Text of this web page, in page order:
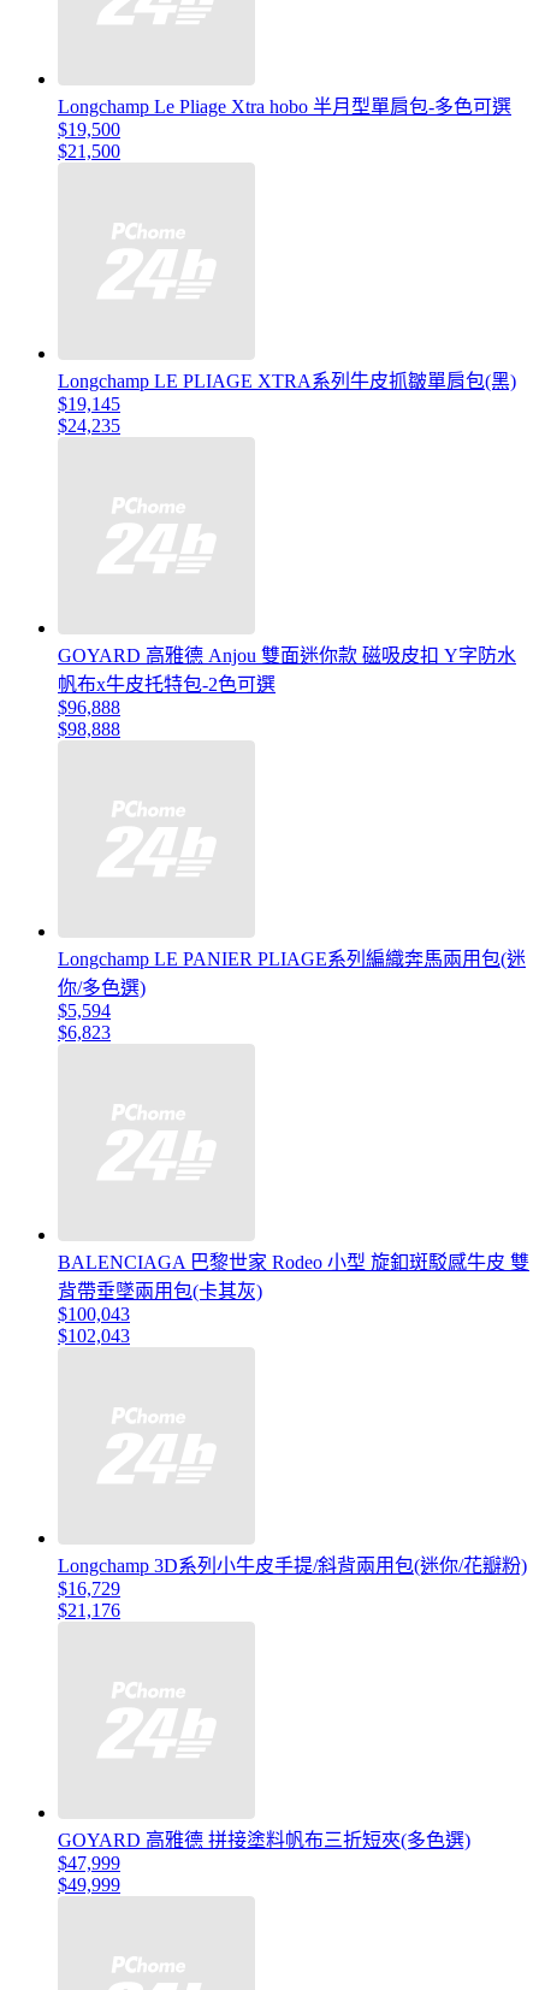
Longchamp Le Pliage Xtra hobo 半月型單肩包-多色可選
$19,500
$21,500
Longchamp LE PLIAGE XTRA系列牛皮抓皺單肩包(黑)
$19,145
$24,235
GOYARD 高雅德 Anjou 雙面迷你款 磁吸皮扣 Y字防水
帆布x牛皮托特包-2色可選
$96,888
$98,888
Longchamp LE PANIER PLIAGE系列編織奔馬兩用包(迷
你/多色選)
$5,594
$6,823
BALENCIAGA 巴黎世家 Rodeo 小型 旋釦斑駁感牛皮 雙
背帶垂墜兩用包(卡其灰)
$100,043
$102,043
Longchamp 3D系列小牛皮手提/斜背兩用包(迷你/花瓣粉)
$16,729
$21,176
GOYARD 高雅德 拼接塗料帆布三折短夾(多色選)
$47,999
$49,999